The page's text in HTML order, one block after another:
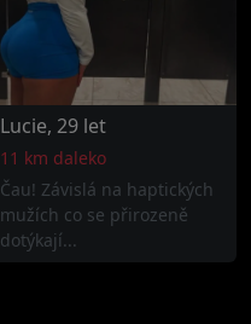
Lucie, 29 let
11 km daleko
Čau! Závislá na haptických
mužích co se přirozeně
dotýkají...